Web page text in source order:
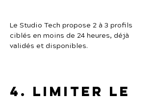
Le Studio Tech propose 2 à 3 profils
ciblés en moins de 24 heures, déjà
validés et disponibles.
4. Limiter le